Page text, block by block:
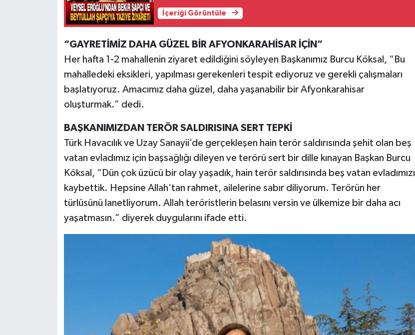
İçeriği Görüntüle
“GAYRETİMİZ DAHA GÜZEL BİR AFYONKARAHİSAR İÇİN”
Her hafta 1-2 mahallenin ziyaret edildiğini söyleyen Başkanımız Burcu Köksal, “Bu
mahalledeki eksikleri, yapılması gerekenleri tespit ediyoruz ve gerekli çalışmaları
başlatıyoruz. Amacımız daha güzel, daha yaşanabilir bir Afyonkarahisar
oluşturmak.” dedi.
BAŞKANIMIZDAN TERÖR SALDIRISINA SERT TEPKİ
Türk Havacılık ve Uzay Sanayii’de gerçekleşen hain terör saldırısında şehit olan beş
vatan evladımız için başsağlığı dileyen ve terörü sert bir dille kınayan Başkan Burcu
Köksal, “Dün çok üzücü bir olay yaşadık, hain terör saldırısında beş vatan evladımızı
kaybettik. Hepsine Allah’tan rahmet, ailelerine sabır diliyorum. Terörün her
türlüsünü lanetliyorum. Allah teröristlerin belasını versin ve ülkemize bir daha acı
yaşatmasın.” diyerek duygularını ifade etti.